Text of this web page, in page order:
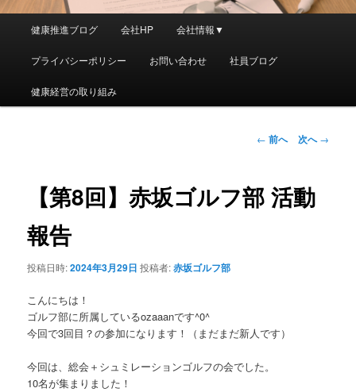
ュ
健康推進ブログ 会社HP 会社情報▼
プライバシーポリシー お問い合わせ 社員ブログ
健康経営の取り組み
投
ビ
ゲ
← 前へ 次へ→
【第8回】赤坂ゴルフ部 活動
報告
投稿日時:2024年3月29日 投稿者:赤坂ゴルフ部
こんにちは！
ゴルフ部に所属しているozaaanです^0^
今回で3回目？の参加になります！（まだまだ新人です）
今回は、総会＋シュミレーションゴルフの会でした。
10名が集まりました！